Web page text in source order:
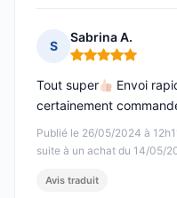
S
Sabrina A.
Note : 5 sur 5
Publié le 26/05/2024 à
suite à un achat du 14/05/
Tout super
Envoi
certainement
Avis traduit